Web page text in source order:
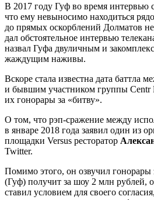
В 2017 году Гуф во время интервью
что ему невыносимо находиться
до прямых оскорблений Долматов
дал обстоятельное интервью
назвал Гуфа двуличным и
жаждущим наживы.
Вскоре стала известна дата баттла
и бывшим участником группы Centr
их гонорары за «битву».
О том, что рэп-сражение между
в январе 2018 года заявил один из
площадки Versus ресторатор
Twitter.
Помимо этого, он озвучил гонорары
(Гуф) получит за шоу 2 млн рублей,
ставил условием для своего